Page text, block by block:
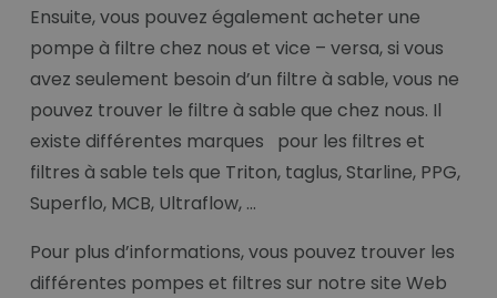
Ensuite, vous pouvez également acheter une
pompe à filtre chez nous et vice – versa, si vous
avez seulement besoin d’un filtre à sable, vous ne
pouvez trouver le filtre à sable que chez nous. Il
existe différentes marques pour les filtres et
filtres à sable tels que Triton, taglus, Starline, PPG,
Superflo, MCB, Ultraflow, …
Pour plus d’informations, vous pouvez trouver les
différentes pompes et filtres sur notre site Web